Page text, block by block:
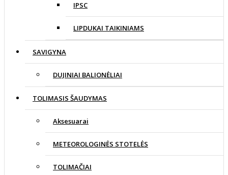
IPSC
LIPDUKAI TAIKINIAMS
SAVIGYNA
DUJINIAI BALIONĖLIAI
TOLIMASIS ŠAUDYMAS
Aksesuarai
METEOROLOGINĖS STOTELĖS
TOLIMAČIAI